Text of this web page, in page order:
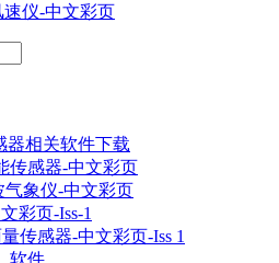
速仪-中文彩页
器相关软件下载
传感器-中文彩页
气象仪-中文彩页
彩页-Iss-1
传感器-中文彩页-Iss 1